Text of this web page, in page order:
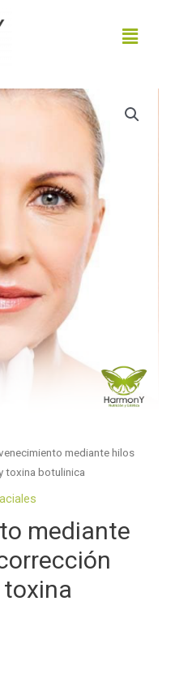
mediante hilos
toxina botulinica
mediante